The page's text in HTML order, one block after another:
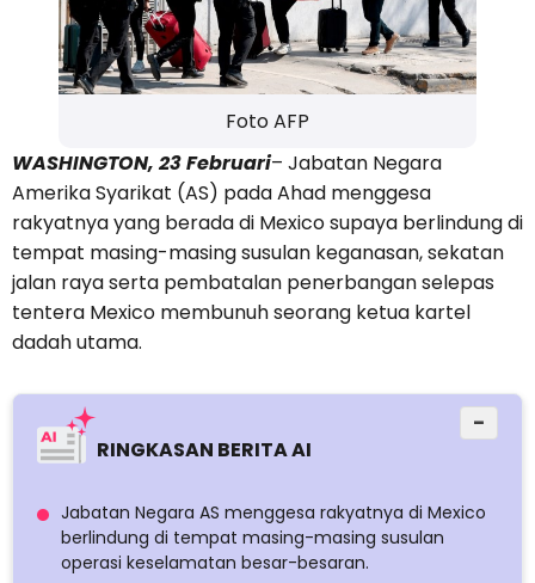
Foto AFP
WASHINGTON, 23 Februari– Jabatan Negara
Amerika Syarikat (AS) pada Ahad menggesa
rakyatnya yang berada di Mexico supaya berlindung di
tempat masing-masing susulan keganasan, sekatan
jalan raya serta pembatalan penerbangan selepas
tentera Mexico membunuh seorang ketua kartel
dadah utama.
RINGKASAN BERITA AI
−
Jabatan Negara AS menggesa rakyatnya di Mexico
berlindung di tempat masing-masing susulan
operasi keselamatan besar-besaran.